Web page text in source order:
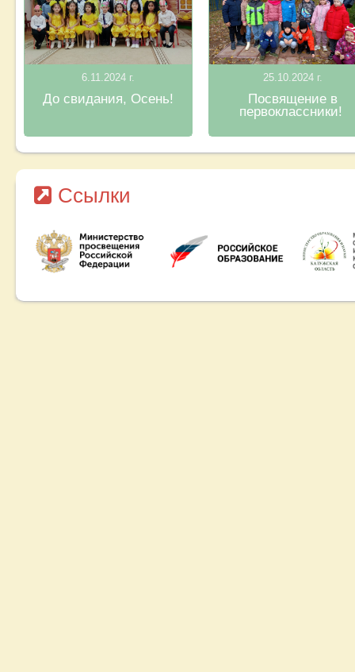
6.11.2024 г.
До свидания, Осень!
25.10.2024 г.
Посвящение в
первоклассники!
Ссылки